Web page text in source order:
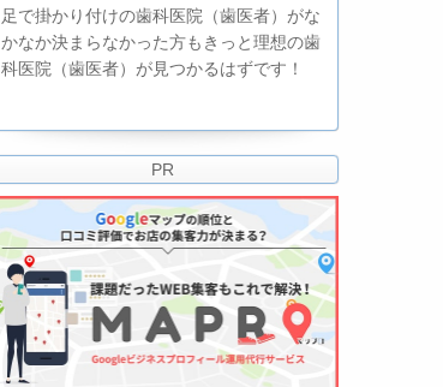
足で掛かり付けの歯科医院（歯医者）がな
かなか決まらなかった方もきっと理想の歯
科医院（歯医者）が見つかるはずです！
PR